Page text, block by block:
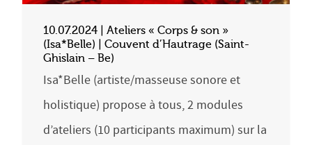
10.07.2024 | Ateliers « Corps & son »
(Isa*Belle) | Couvent d’Hautrage (Saint-
Ghislain – Be)
Isa*Belle (artiste/masseuse sonore et
holistique) propose à tous, 2 modules
d’ateliers (10 participants maximum) sur la